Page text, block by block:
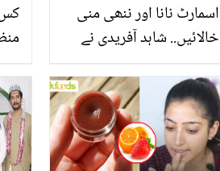
کس
دیا
اسمارٹ نانا اور ننھی منی
خالائیں.. شاہد آفریدی نے
لے کر ایسا کیا کہا جو لوگ
بھی تعریف کرنے لگے؟